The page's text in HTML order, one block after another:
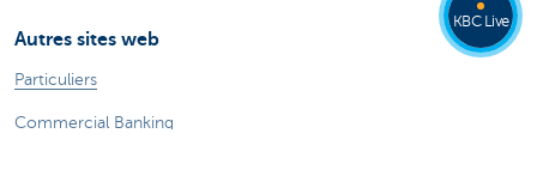
Autres sites web
Particuliers
Commercial Banking
KBC Live